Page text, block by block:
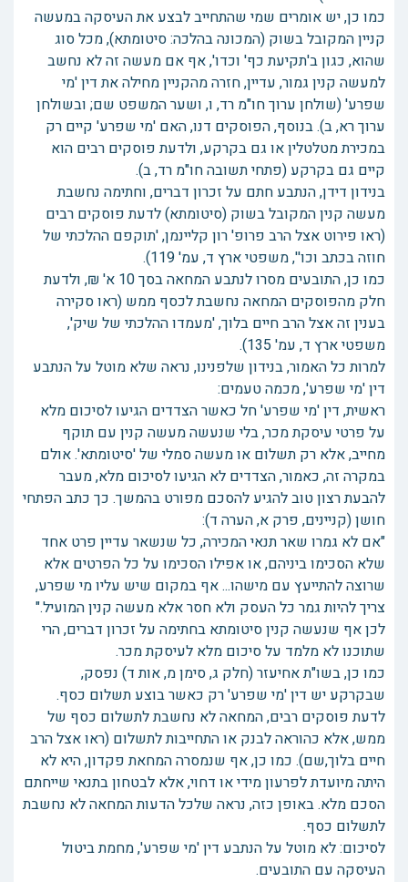
כמו כן, יש אומרים שמי שהתחייב לבצע את העיסקה במעשה
קניין המקובל בשוק (המכונה בהלכה: סיטומתא), מכל סוג
שהוא, כגון ב'תקיעת כף' וכדו', אף אם מעשה זה לא נחשב
למעשה קנין גמור, עדיין, חזרה מהקניין מחילה את דין 'מי
שפרע' (שולחן ערוך חו"מ רד, ו, ושער המשפט שם; ובשולחן
ערוך רא, ב). בנוסף, הפוסקים דנו, האם 'מי שפרע' קיים רק
במכירת מטלטלין או גם בקרקע, ולדעת פוסקים רבים הוא
קיים גם בקרקע (פתחי תשובה חו"מ רד, ב).
בנידון דידן, הנתבע חתם על זכרון דברים, וחתימה נחשבת
מעשה קנין המקובל בשוק (סיטומתא) לדעת פוסקים רבים
(ראו פירוט אצל הרב פרופ' רון קליינמן, 'תוקפם ההלכתי של
חוזה בכתב וכו'', משפטי ארץ ד, עמ' 119).
כמו כן, התובעים מסרו לנתבע המחאה בסך 10 א' ₪, ולדעת
חלק מהפוסקים המחאה נחשבת לכסף ממש (ראו סקירה
בענין זה אצל הרב חיים בלוך, 'מעמדו ההלכתי של שיק',
משפטי ארץ ד, עמ' 135).
למרות כל האמור, בנידון שלפנינו, נראה שלא מוטל על הנתבע
דין 'מי שפרע', מכמה טעמים:
ראשית, דין 'מי שפרע' חל כאשר הצדדים הגיעו לסיכום מלא
על פרטי עיסקת מכר, בלי שנעשה מעשה קנין עם תוקף
מחייב, אלא רק תשלום או מעשה סמלי של 'סיטומתא'. אולם
במקרה זה, כאמור, הצדדים לא הגיעו לסיכום מלא, מעבר
להבעת רצון טוב להגיע להסכם מפורט בהמשך. כך כתב הפתחי
חושן (קניינים, פרק א, הערה ד):
"אם לא גמרו שאר תנאי המכירה, כל שנשאר עדיין פרט אחד
שלא הסכימו ביניהם, או אפילו הסכימו על כל הפרטים אלא
שרוצה להתייעץ עם מישהו... אף במקום שיש עליו מי שפרע,
צריך להיות גמר כל העסק ולא חסר אלא מעשה קנין המועיל."
לכן אף שנעשה קנין סיטומתא בחתימה על זכרון דברים, הרי
שתוכנו לא מלמד על סיכום מלא לעיסקת מכר.
כמו כן, בשו"ת אחיעזר (חלק ג, סימן מ, אות ד) נפסק,
שבקרקע יש דין 'מי שפרע' רק כאשר בוצע תשלום כסף.
לדעת פוסקים רבים, המחאה לא נחשבת לתשלום כסף של
ממש, אלא כהוראה לבנק או התחייבות לתשלום (ראו אצל הרב
חיים בלוך,שם). כמו כן, אף שנמסרה המחאת פקדון, היא לא
היתה מיועדת לפרעון מידי או דחוי, אלא לבטחון בתנאי שייחתם
הסכם מלא. באופן כזה, נראה שלכל הדעות המחאה לא נחשבת
לתשלום כסף.
לסיכום: לא מוטל על הנתבע דין 'מי שפרע', מחמת ביטול
העיסקה עם התובעים.